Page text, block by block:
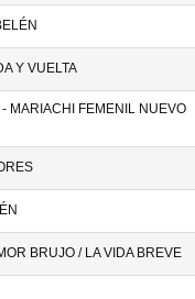
Y VUELTA
MARIACHI FEMENIL NUEVO
BRUJO / LA VIDA BREVE